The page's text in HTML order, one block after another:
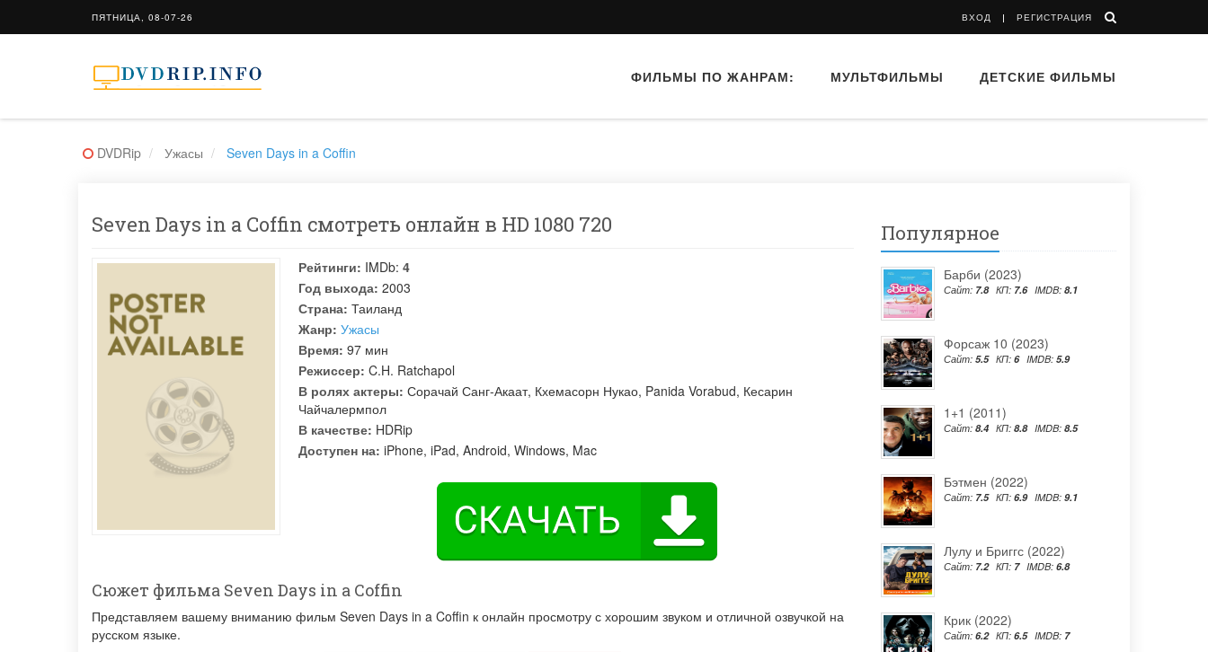
ПЯТНИЦА, 08-07-26 ВХОД РЕГИСТРАЦИЯ
ФИЛЬМЫ ПО ЖАНРАМ: МУЛЬТФИЛЬМЫ ДЕТСКИЕ ФИЛЬМЫ
DVDRip Ужасы Seven Days in a Coffin
Seven Days in a Coffin смотреть онлайн в HD 1080 720
Рейтинги: IMDb: 4
Год выхода: 2003
Страна: Таиланд
Жанр: Ужасы
Время: 97 мин
Режиссер: C.H. Ratchapol
В ролях актеры: Сорачай Санг-Акаат, Кхемасорн Нукао, Panida Vorabud, Кесарин
Чайчалермпол
В качестве: HDRip
Доступен на: iPhone, iPad, Android, Windows, Mac
Сюжет фильма Seven Days in a Coffin
Представляем вашему вниманию фильм Seven Days in a Coffin к онлайн просмотру с хорошим звуком и отличной озвучкой на
русском языке.
Популярное
Барби (2023)
Сайт: 7.8 КП: 7.6 IMDB: 8.1
Форсаж 10 (2023)
Сайт: 5.5 КП: 6 IMDB: 5.9
1+1 (2011)
Сайт: 8.4 КП: 8.8 IMDB: 8.5
Бэтмен (2022)
Сайт: 7.5 КП: 6.9 IMDB: 9.1
Лулу и Бриггс (2022)
Сайт: 7.2 КП: 7 IMDB: 6.8
Крик (2022)
Сайт: 6.2 КП: 6.5 IMDB: 7